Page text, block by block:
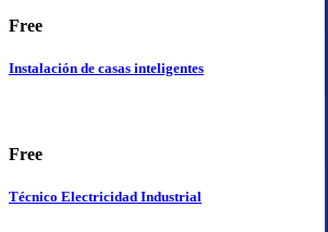
Free
Instalación de casas inteligentes
Free
Técnico Electricidad Industrial